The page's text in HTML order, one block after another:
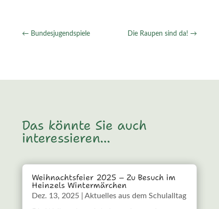
← Bundesjugendspiele Die Raupen sind da! →
Das könnte Sie auch
interessieren…
Weihnachtsfeier 2025 – Zu Besuch im
Heinzels Wintermärchen
Dez. 13, 2025| Aktuelles aus dem Schulalltag